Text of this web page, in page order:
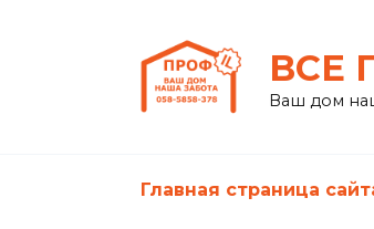
ВСЕ
Ваш дом
Главная страница